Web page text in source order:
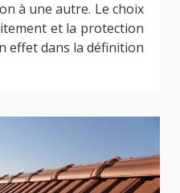
à une autre. Le choix
et la protection
effet dans la définition